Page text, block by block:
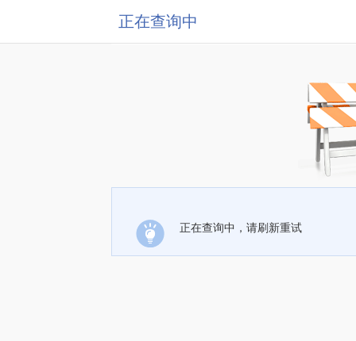
正在查询中
正在查询中，请刷新重试